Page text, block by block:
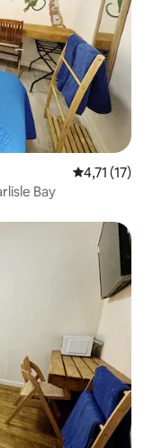
4,71 de uma
4,71 (17)
Bay